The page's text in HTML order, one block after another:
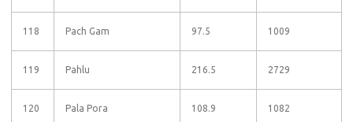
118 Pach Gam 97.5 1009
119 Pahlu 216.5 2729
120 Pala Pora 108.9 1082